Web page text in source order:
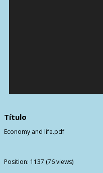
Título
Economy and life.pdf
Position: 1137 (76views)